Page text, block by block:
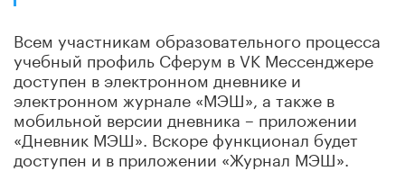
Всем участникам образовательного процесса
учебный профиль Сферум в VK Мессенджере
доступен в электронном дневнике и
электронном журнале «МЭШ», а также в
мобильной версии дневника – приложении
«Дневник МЭШ». Вскоре функционал будет
доступен и в приложении «Журнал МЭШ».